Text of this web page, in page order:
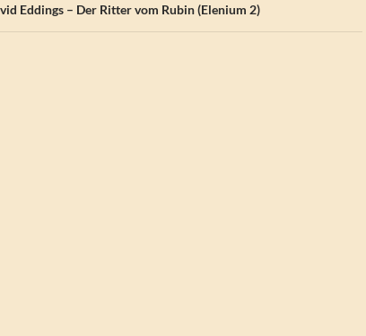
Eddings – Der Ritter vom Rubin (Elenium 2)